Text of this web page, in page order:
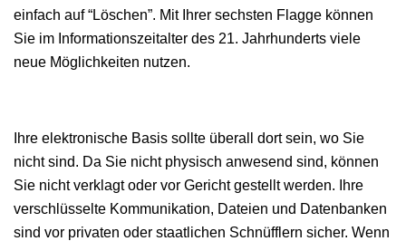
einfach auf “Löschen”. Mit Ihrer sechsten Flagge können
Sie im Informationszeitalter des 21. Jahrhunderts viele
neue Möglichkeiten nutzen.
Ihre elektronische Basis sollte überall dort sein, wo Sie
nicht sind. Da Sie nicht physisch anwesend sind, können
Sie nicht verklagt oder vor Gericht gestellt werden. Ihre
verschlüsselte Kommunikation, Dateien und Datenbanken
sind vor privaten oder staatlichen Schnüfflern sicher. Wenn